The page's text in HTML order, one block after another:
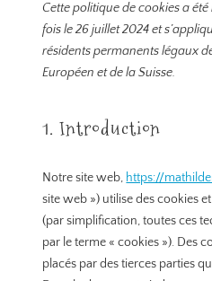
Cette politique de cookies a
fois le 26 juillet 2024 et
résidents permanents légaux
Européen et de la Suisse.
1. Introduction
Notre site web, https://
site web ») utilise des cookies
(par simplification, toutes ces
par le terme « cookies »). Des
placés par des tierces parties